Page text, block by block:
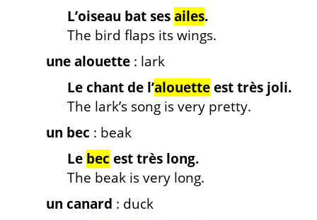
L’oiseau bat sesailes.
The bird flaps its wings.
une alouette : lark
Le chant de l’alouetteest très joli.
The lark’s song is very pretty.
un bec : beak
Le bec est très long.
The beak is very long.
un canard : duck